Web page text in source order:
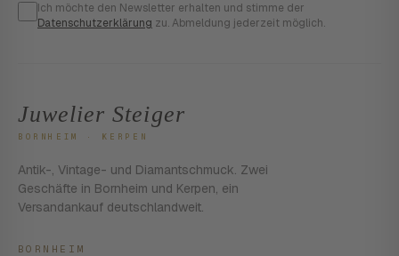
Ich möchte den Newsletter erhalten und stimme der
Datenschutzerklärung zu. Abmeldung jederzeit möglich.
Juwelier Steiger
BORNHEIM · KERPEN
Antik-, Vintage- und Diamantschmuck. Zwei
Geschäfte in Bornheim und Kerpen, ein
Versandankauf deutschlandweit.
BORNHEIM